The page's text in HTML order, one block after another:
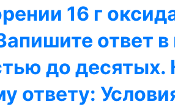
16 г
ответ в
до
ответу: